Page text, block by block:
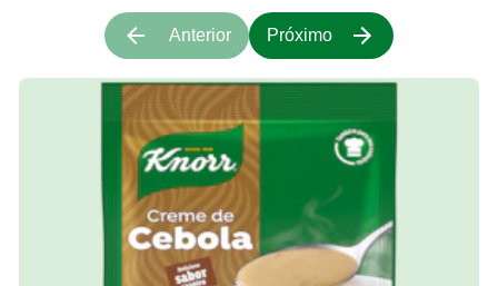
Anterior Próximo